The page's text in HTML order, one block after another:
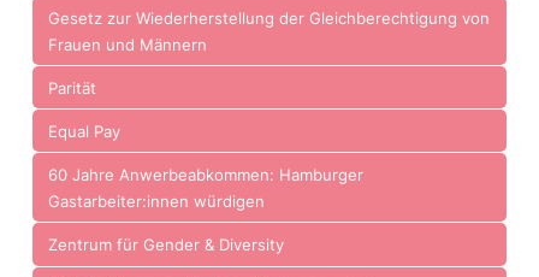
Gesetz zur Wiederherstellung der Gleichberechtigung von
Frauen und Männern
Parität
Equal Pay
60 Jahre Anwerbeabkommen: Hamburger
Gastarbeiter:innen würdigen
Zentrum für Gender & Diversity